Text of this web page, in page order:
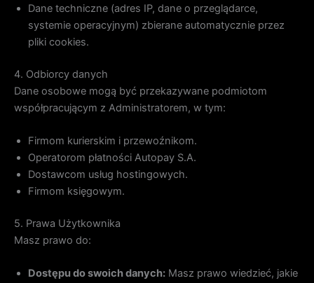
Dane techniczne (adres IP, dane o przeglądarce,
systemie operacyjnym) zbierane automatycznie przez
pliki cookies.
4. Odbiorcy danych
Dane osobowe mogą być przekazywane podmiotom
współpracującym z Administratorem, w tym:
Firmom kurierskim i przewoźnikom.
Operatorom płatności Autopay S.A.
Dostawcom usług hostingowych.
Firmom księgowym.
5. Prawa Użytkownika
Masz prawo do:
Dostępu do swoich danych: Masz prawo wiedzieć, jakie